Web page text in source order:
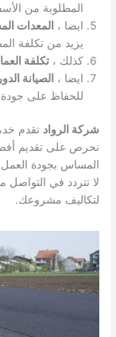
المطلوبة من
ايضا ، المعدات
يزيد من تكلفة
كذلك ،تكلفة
ايضا ، الصيانة
للحفاظ على
شركة الرواد تقدم
نحرص على تقديم
المساس بجودة
لا تتردد في التواصل
لتكاليف مشروعك.